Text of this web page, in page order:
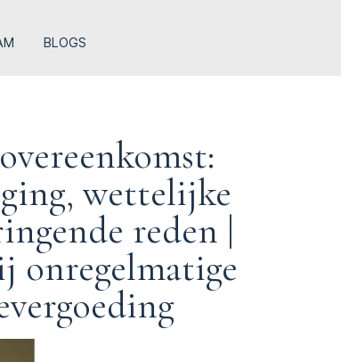
BLOGS
wettelijke
reden |
onregelmatige